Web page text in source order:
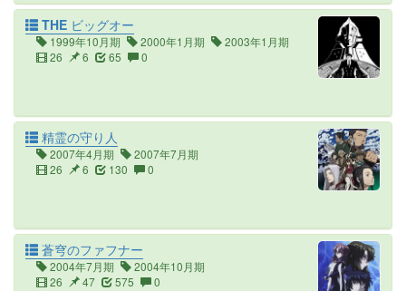
THE ビッグオー
1999年10月期 2000年1月期
2003年1月期
26
6 65 0
精霊の守り人
2007年4月期
2007年7月期
26
6 130 0
蒼穹のファフナー
2004年7月期
2004年10月期
26
47 575 0